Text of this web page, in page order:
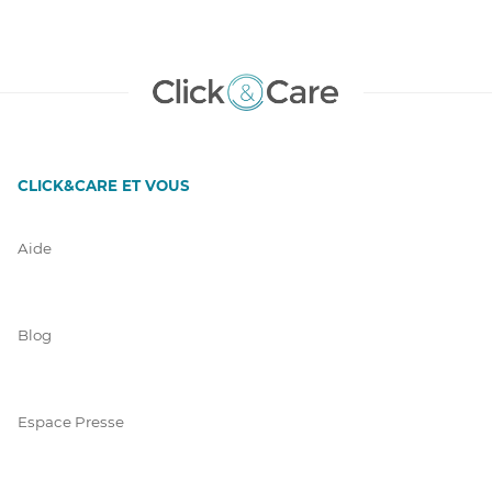
CLICK&CARE ET VOUS
Aide
Blog
Espace Presse